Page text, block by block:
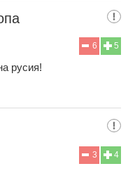
5
6
русия!
4
3